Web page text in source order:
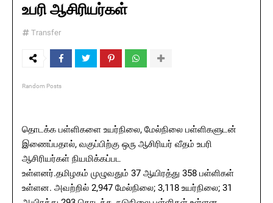
உபரி ஆசிரியர்கள்
Transfer
Random Posts
தொடக்க பள்ளிகளை உயர்நிலை, மேல்நிலை பள்ளிகளுடன்
இணைப்பதால், வகுப்பிற்கு ஒரு ஆசிரியர் வீதம் உபரி
ஆசிரியர்கள் நியமிக்கப்பட
உள்ளனர்.தமிழகம் முழுவதும் 37 ஆயிரத்து 358 பள்ளிகள்
உள்ளன. அவற்றில் 2,947 மேல்நிலை; 3,118 உயர்நிலை; 31